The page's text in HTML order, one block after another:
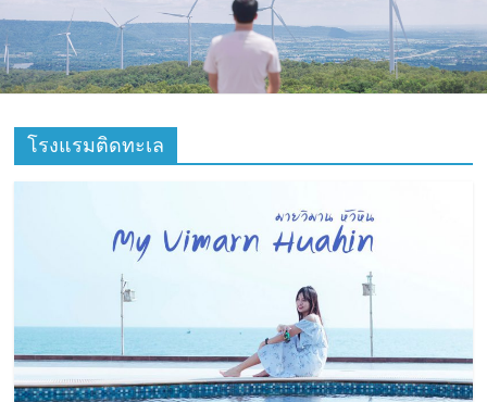
ท่อง
เที่ยว
เที่ยว
มากมาย
เว็บ
ท่อง
โรงแรมติดทะเล